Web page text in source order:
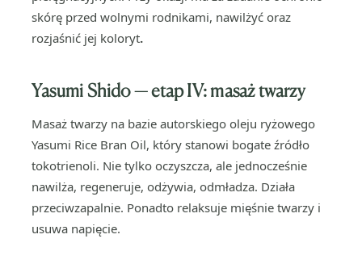
skórę przed wolnymi rodnikami, nawilżyć oraz
rozjaśnić jej koloryt.
Yasumi Shido — etap IV:masaż twarzy
Masaż twarzy na bazie autorskiego oleju ryżowego
Yasumi Rice Bran Oil, który stanowi bogate źródło
tokotrienoli. Nie tylko oczyszcza, ale jednocześnie
nawilża, regeneruje, odżywia, odmładza. Działa
przeciwzapalnie. Ponadto relaksuje mięśnie twarzy i
usuwa napięcie.